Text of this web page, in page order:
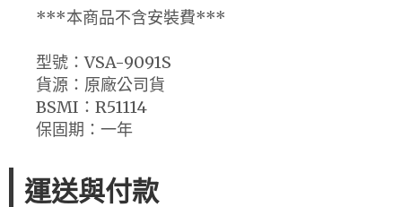
***本商品不含安裝費***
型號：VSA-9091S
貨源：原廠公司貨
BSMI：R51114
保固期：一年
運送與付款